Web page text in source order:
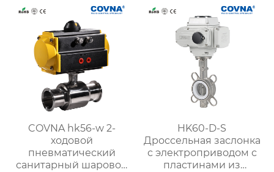
COVNA hk56-w 2-
ходовой
пневматический
санитарный шаровой
HK60-D-S
Дроссельная заслонка
с электроприводом с
пластинами из